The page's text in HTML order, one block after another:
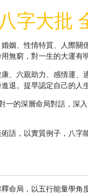
八字大批
姻、性情特質、人際
無窮，對一生的大運有
、六親助力、感情運
退。提早認定自己的人
一的深層命局對話，深
語，以實質例子，八
命局，以五行能量學角